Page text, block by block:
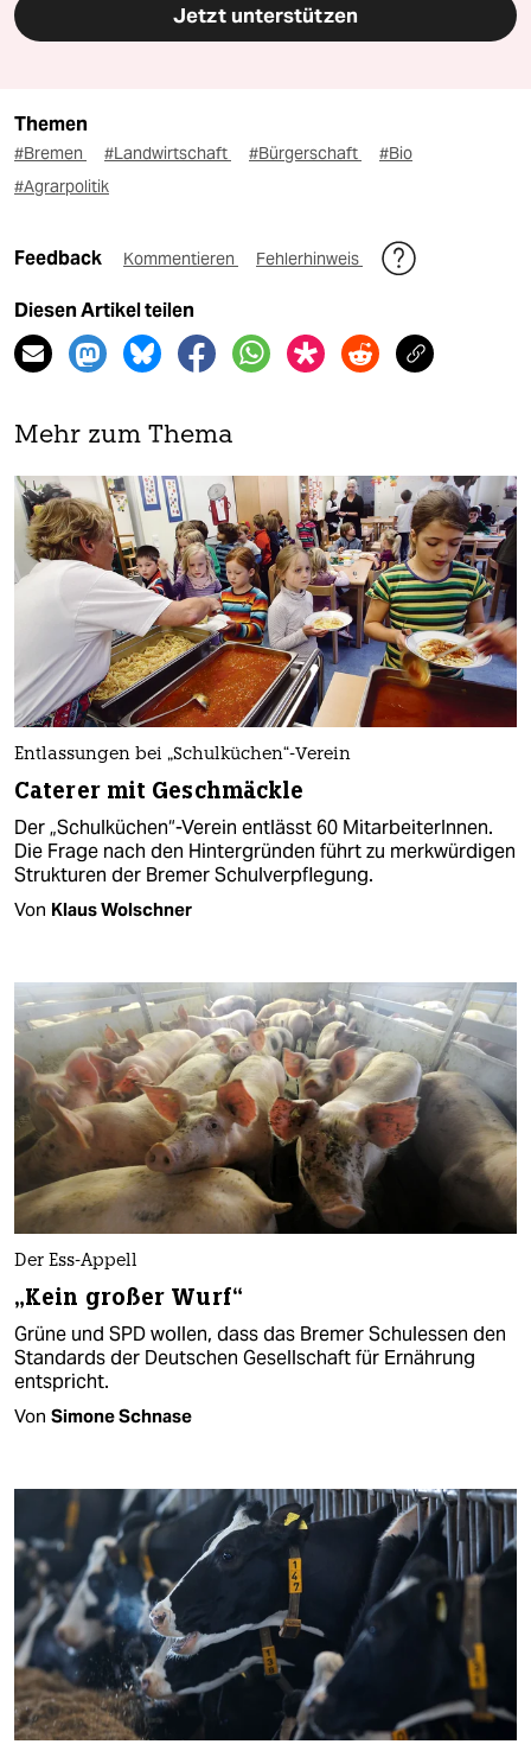
Jetzt unterstützen
Themen
#Bremen #Landwirtschaft #Bürgerschaft
#Bio
#Agrarpolitik
Feedback Kommentieren Fehlerhinweis
Diesen Artikel teilen
Mehr zum Thema
Entlassungen bei „Schulküchen“-Verein
Caterer mit Geschmäckle
Der „Schulküchen“-Verein entlässt 60 MitarbeiterInnen.
Die Frage nach den Hintergründen führt zu merkwürdigen
Strukturen der Bremer Schulverpflegung.
Von Klaus Wolschner
Der Ess-Appell
„Kein großer Wurf“
Grüne und SPD wollen, dass das Bremer Schulessen den
Standards der Deutschen Gesellschaft für Ernährung
entspricht.
Von Simone Schnase